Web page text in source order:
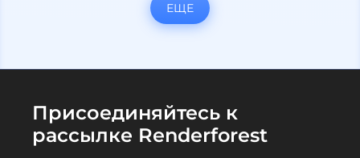
ЕЩЕ
Присоединяйтесь к
рассылке Renderforest